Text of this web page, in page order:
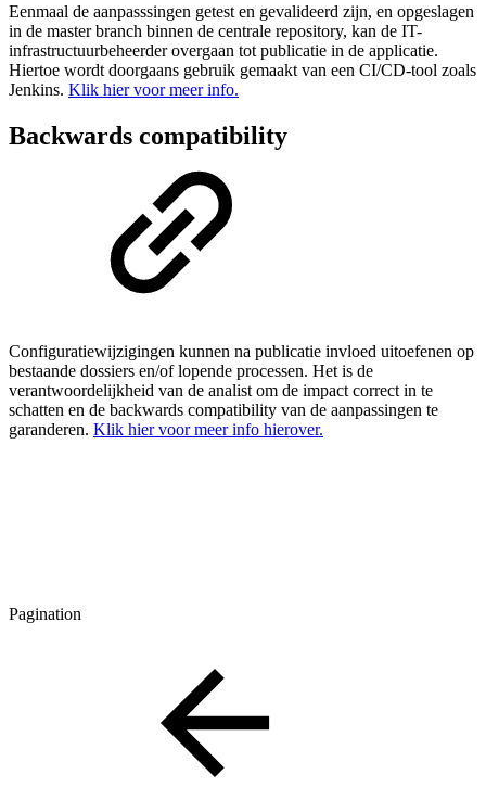
Eenmaal de aanpasssingen getest en gevalideerd zijn, en opgeslagen
in de master branch binnen de centrale repository, kan de IT-
infrastructuurbeheerder overgaan tot publicatie in de applicatie.
Hiertoe wordt doorgaans gebruik gemaakt van een CI/CD-tool zoals
Jenkins. Klik hier voor meer info.
Backwards compatibility
Configuratiewijzigingen kunnen na publicatie invloed uitoefenen op
bestaande dossiers en/of lopende processen. Het is de
verantwoordelijkheid van de analist om de impact correct in te
schatten en de backwards compatibility van de aanpassingen te
garanderen. Klik hier voor meer info hierover.
Pagination